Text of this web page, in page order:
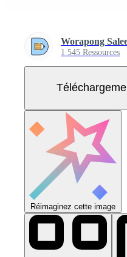
Worapong
1 545 Ressources
Réimaginez cette image